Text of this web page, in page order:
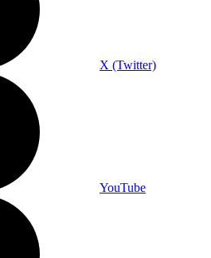
X (Twitter)
YouTube